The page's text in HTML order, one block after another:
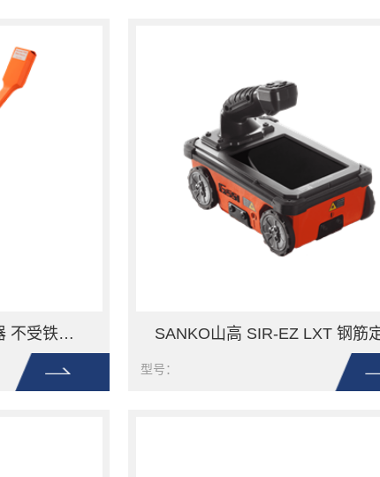
SANKO山高 金属探测器 不受铁砂等微量金属的影响
型号：